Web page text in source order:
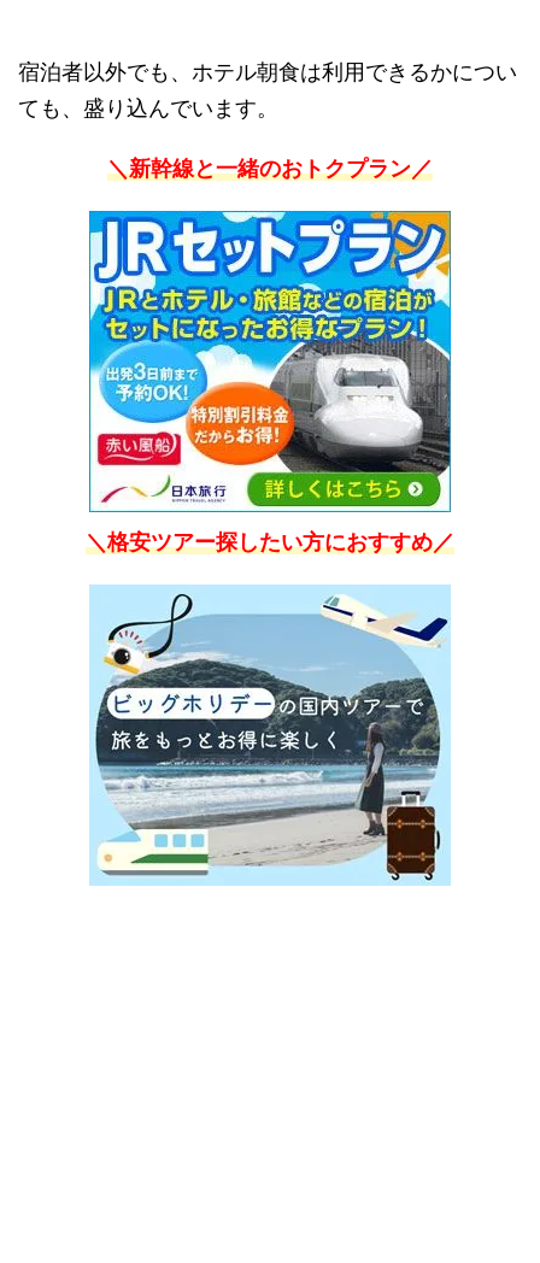
宿泊者以外でも、ホテル朝食は利用できるかについ
ても、盛り込んでいます。
＼新幹線と一緒のおトクプラン／
＼格安ツアー探したい方におすすめ／